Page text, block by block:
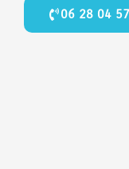
06 28 04